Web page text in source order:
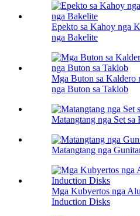
Epekto sa Kahoy nga
nga Bakelite
Mga Buton sa Kaldero
nga Buton sa Taklob
Matangtang nga Set sa
Matangtang nga
Mga Kubyertos nga
Induction Disks